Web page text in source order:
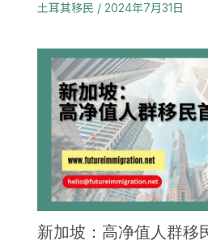
土耳其移民 / 2024年7月31日
新加坡：高净值人群移